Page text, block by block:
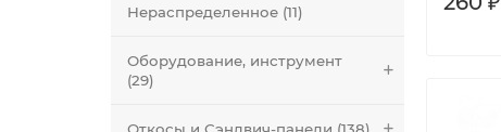
Нераспределенное (11)
Оборудование, инструмент
(29)